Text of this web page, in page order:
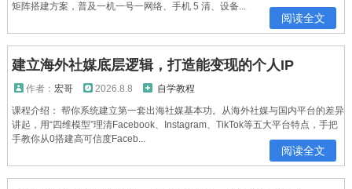
矩阵搭建方案，普及一机一号一网络、手机 5 清、设备...
阅读全文
建立海外社媒底层逻辑，打造能变现的个人IP
作者： 宏哥 2026.8.8
自学教程
课程介绍： 帮你系统建立第一套出海社媒基本功。从海外社媒与国内平台的差异
讲起，用“四维模型”理清Facebook、Instagram、TikTok等五大平台特点，手把
手教你从0搭建高可信度Faceb...
阅读全文